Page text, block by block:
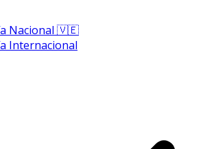
Nacional 🇻🇪
Internacional